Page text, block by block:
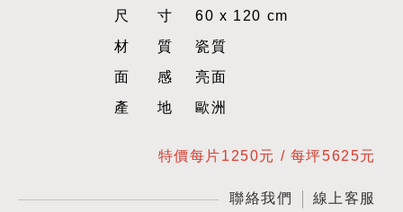
尺寸60 x 120 cm
材質瓷質
面感亮面
產地歐洲
特價每片1250元 / 每坪5625元
聯絡我們 線上客服